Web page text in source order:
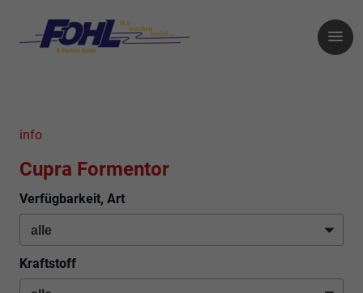
info
Cupra Formentor
Verfügbarkeit, Art
Kraftstoff